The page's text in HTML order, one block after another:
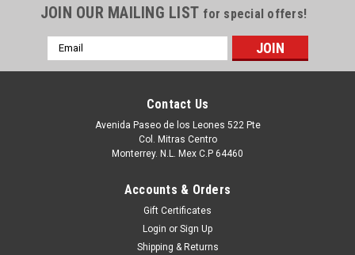
JOIN OUR MAILING LIST for special offers!
Email
Address
Contact Us
Avenida Paseo de los Leones 522 Pte
Col. Mitras Centro
Monterrey. N.L. Mex C.P 64460
Accounts & Orders
Gift Certificates
Login or Sign Up
Shipping & Returns